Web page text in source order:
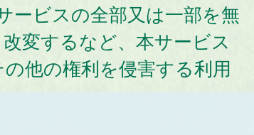
ビスの全部又は一部を無
変するなど、本サービス
他の権利を侵害する利用